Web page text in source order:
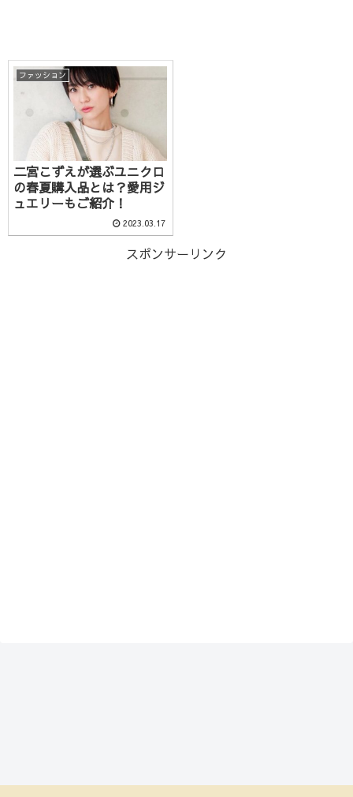
ファッション
二宮こずえが選ぶユニクロ
の春夏購入品とは？愛用ジ
ュエリーもご紹介！
2023.03.17
スポンサーリンク